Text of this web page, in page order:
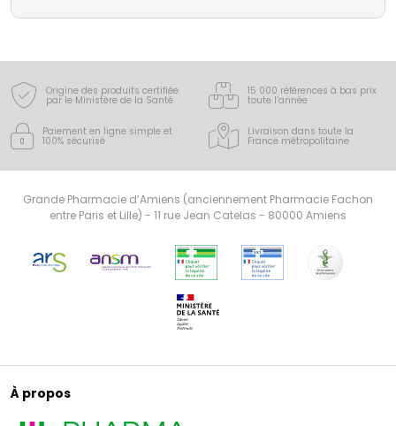
Origine des produits certifiée
par le Ministère de la Santé
15 000 références à bas prix
toute l’année
Paiement en ligne simple et
100% sécurisé
Livraison dans toute la
France métropolitaine
Grande Pharmacie d’Amiens (anciennement Pharmacie Fachon
entre Paris et Lille) - 11 rue Jean Catelas - 80000 Amiens
À propos